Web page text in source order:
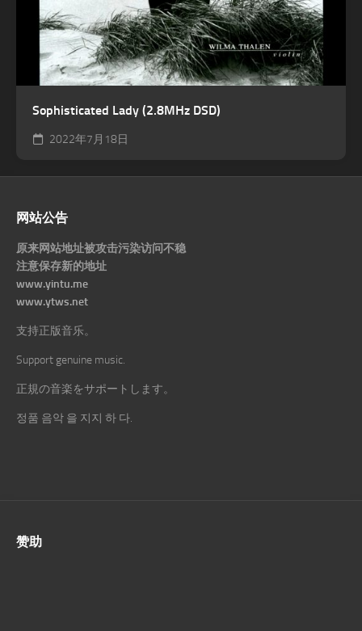
Sophisticated Lady (2.8MHz DSD)
2022年7月18日
网站公告
原来网站地址被攻击污染访问不稳
注意保存新的地址
www.yintu.me
www.ytws.net
支持正版音乐。
Support genuine music.
正規の音楽をサポートします。
정품 음악 을 지지 하 다.
赞助